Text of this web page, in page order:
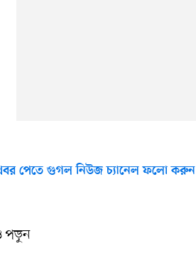
পেতে গুগল নিউজ চ্যানেল ফলো করুন
পড়ুন